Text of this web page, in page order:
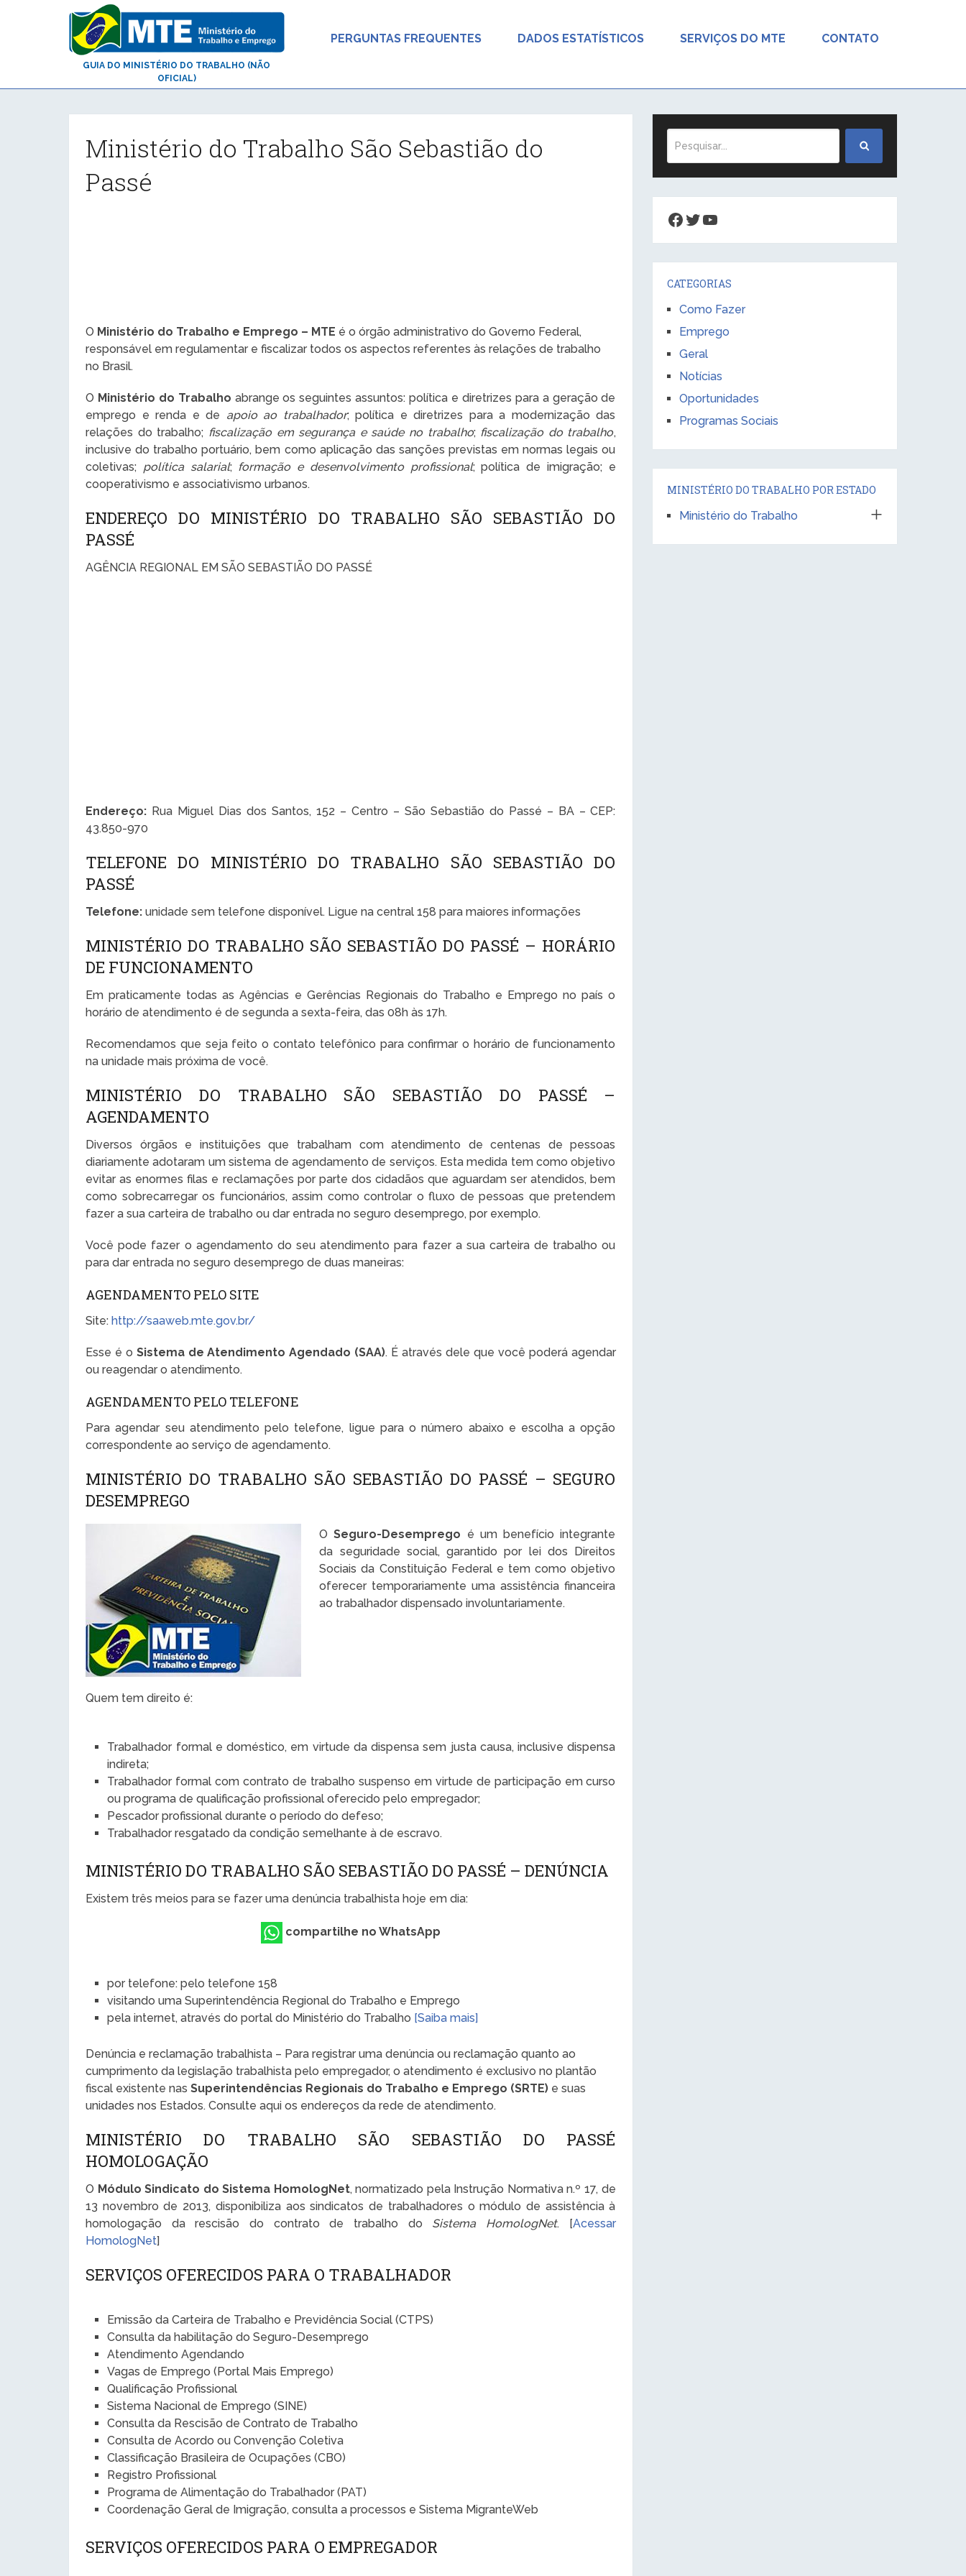
GUIA DO MINISTÉRIO DO TRABALHO (NÃO
OFICIAL)
PERGUNTAS FREQUENTES DADOS ESTATÍSTICOS SERVIÇOS DO MTE CONTATO
Ministério do Trabalho São Sebastião do
Passé
O Ministério do Trabalho e Emprego – MTE é o órgão administrativo do Governo Federal,
responsável em regulamentar e fiscalizar todos os aspectos referentes às relações de trabalho
no Brasil.
O Ministério do Trabalho abrange os seguintes assuntos: política e diretrizes para a geração de
emprego e renda e de apoio ao trabalhador; política e diretrizes para a modernização das
relações do trabalho; fiscalização em segurança e saúde no trabalho; fiscalização do trabalho,
inclusive do trabalho portuário, bem como aplicação das sanções previstas em normas legais ou
coletivas; política salarial; formação e desenvolvimento profissional; política de imigração; e
cooperativismo e associativismo urbanos.
ENDEREÇO DO MINISTÉRIO DO TRABALHO SÃO SEBASTIÃO DO
PASSÉ
AGÊNCIA REGIONAL EM SÃO SEBASTIÃO DO PASSÉ
Endereço: Rua Miguel Dias dos Santos, 152 – Centro – São Sebastião do Passé – BA – CEP:
43.850-970
TELEFONE DO MINISTÉRIO DO TRABALHO SÃO SEBASTIÃO DO
PASSÉ
Telefone: unidade sem telefone disponível. Ligue na central 158 para maiores informações
MINISTÉRIO DO TRABALHO SÃO SEBASTIÃO DO PASSÉ – HORÁRIO
DE FUNCIONAMENTO
Em praticamente todas as Agências e Gerências Regionais do Trabalho e Emprego no país o
horário de atendimento é de segunda a sexta-feira, das 08h às 17h.
Recomendamos que seja feito o contato telefônico para confirmar o horário de funcionamento
na unidade mais próxima de você.
MINISTÉRIO DO TRABALHO SÃO SEBASTIÃO DO PASSÉ –
AGENDAMENTO
Diversos órgãos e instituições que trabalham com atendimento de centenas de pessoas
diariamente adotaram um sistema de agendamento de serviços. Esta medida tem como objetivo
evitar as enormes filas e reclamações por parte dos cidadãos que aguardam ser atendidos, bem
como sobrecarregar os funcionários, assim como controlar o fluxo de pessoas que pretendem
fazer a sua carteira de trabalho ou dar entrada no seguro desemprego, por exemplo.
Você pode fazer o agendamento do seu atendimento para fazer a sua carteira de trabalho ou
para dar entrada no seguro desemprego de duas maneiras:
AGENDAMENTO PELO SITE
Site: http://saaweb.mte.gov.br/
Esse é o Sistema de Atendimento Agendado (SAA). É através dele que você poderá agendar
ou reagendar o atendimento.
AGENDAMENTO PELO TELEFONE
Para agendar seu atendimento pelo telefone, ligue para o número abaixo e escolha a opção
correspondente ao serviço de agendamento.
MINISTÉRIO DO TRABALHO SÃO SEBASTIÃO DO PASSÉ – SEGURO
DESEMPREGO
OSeguro-Desemprego é um benefício integrante
da seguridade social, garantido por lei dos Direitos
Sociais da Constituição Federal e tem como objetivo
oferecer temporariamente uma assistência financeira
ao trabalhador dispensado involuntariamente.
Quem tem direito é:
Trabalhador formal e doméstico, em virtude da dispensa sem justa causa, inclusive dispensa
indireta;
Trabalhador formal com contrato de trabalho suspenso em virtude de participação em curso
ou programa de qualificação profissional oferecido pelo empregador;
Pescador profissional durante o período do defeso;
Trabalhador resgatado da condição semelhante à de escravo.
MINISTÉRIO DO TRABALHO SÃO SEBASTIÃO DO PASSÉ – DENÚNCIA
Existem três meios para se fazer uma denúncia trabalhista hoje em dia:
compartilhe no WhatsApp
por telefone: pelo telefone 158
visitando uma Superintendência Regional do Trabalho e Emprego
pela internet, através do portal do Ministério do Trabalho [Saiba mais]
Denúncia e reclamação trabalhista – Para registrar uma denúncia ou reclamação quanto ao
cumprimento da legislação trabalhista pelo empregador, o atendimento é exclusivo no plantão
fiscal existente nasSuperintendências Regionais do Trabalho e Emprego (SRTE) e suas
unidades nos Estados. Consulte aqui os endereços da rede de atendimento.
MINISTÉRIO DO TRABALHO SÃO SEBASTIÃO DO PASSÉ
HOMOLOGAÇÃO
O Módulo Sindicato do Sistema HomologNet, normatizado pela Instrução Normativa n.º 17, de
13 novembro de 2013, disponibiliza aos sindicatos de trabalhadores o módulo de assistência à
homologação da rescisão do contrato de trabalho do Sistema HomologNet. [Acessar
HomologNet]
SERVIÇOS OFERECIDOS PARA O TRABALHADOR
Emissão da Carteira de Trabalho e Previdência Social (CTPS)
Consulta da habilitação do Seguro-Desemprego
Atendimento Agendando
Vagas de Emprego (Portal Mais Emprego)
Qualificação Profissional
Sistema Nacional de Emprego (SINE)
Consulta da Rescisão de Contrato de Trabalho
Consulta de Acordo ou Convenção Coletiva
Classificação Brasileira de Ocupações (CBO)
Registro Profissional
Programa de Alimentação do Trabalhador (PAT)
Coordenação Geral de Imigração, consulta a processos e Sistema MigranteWeb
SERVIÇOS OFERECIDOS PARA O EMPREGADOR
Facebook
Twitter
Youtube
CATEGORIAS
Como Fazer
Emprego
Geral
Notícias
Oportunidades
Programas Sociais
MINISTÉRIO DO TRABALHO POR ESTADO
Ministério do Trabalho